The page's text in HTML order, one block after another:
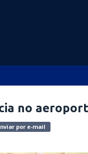
no
por e-mail